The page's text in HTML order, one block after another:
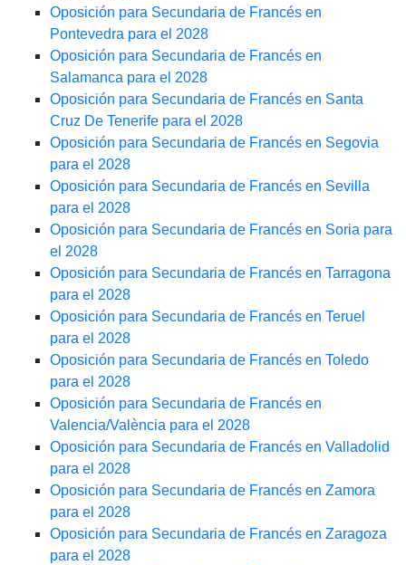
Oposición para Secundaria de Francés en
Pontevedra para el 2028
Oposición para Secundaria de Francés en
Salamanca para el 2028
Oposición para Secundaria de Francés en Santa
Cruz De Tenerife para el 2028
Oposición para Secundaria de Francés en Segovia
para el 2028
Oposición para Secundaria de Francés en Sevilla
para el 2028
Oposición para Secundaria de Francés en Soria para
el 2028
Oposición para Secundaria de Francés en Tarragona
para el 2028
Oposición para Secundaria de Francés en Teruel
para el 2028
Oposición para Secundaria de Francés en Toledo
para el 2028
Oposición para Secundaria de Francés en
Valencia/València para el 2028
Oposición para Secundaria de Francés en Valladolid
para el 2028
Oposición para Secundaria de Francés en Zamora
para el 2028
Oposición para Secundaria de Francés en Zaragoza
para el 2028